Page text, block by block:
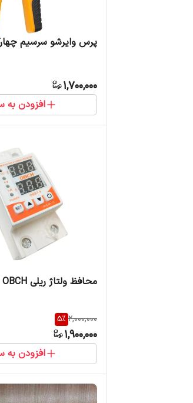
پرس وایرشو سرسیم
1,700,000
افزودن به
محافظ ولتاژ ریلی 40A OBCH
2,000,000
5%
1,900,000
افزودن به